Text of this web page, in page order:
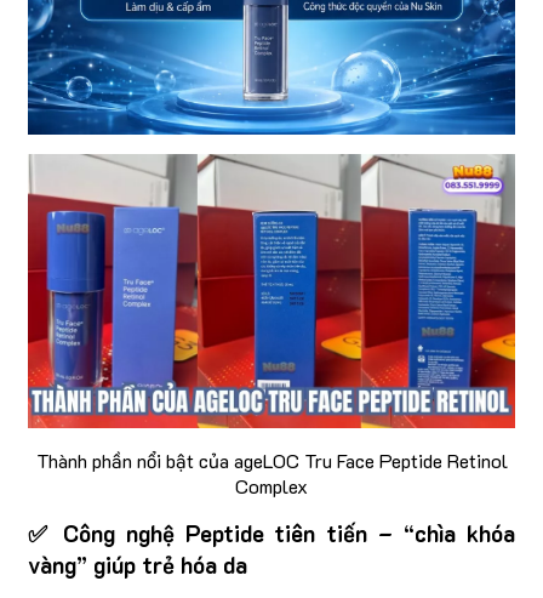
Thành phần nổi bật của ageLOC Tru Face Peptide Retinol
Complex
✅ Công nghệ Peptide tiên tiến – “chìa khóa
vàng” giúp trẻ hóa da